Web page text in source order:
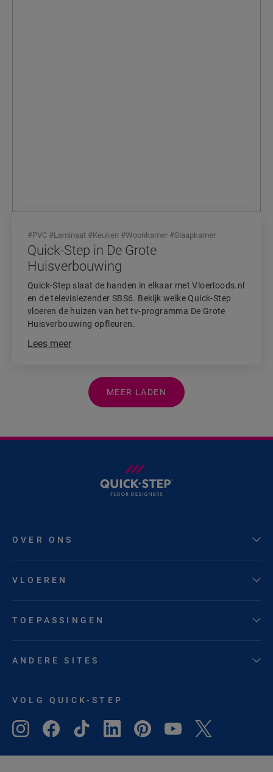
Quick-Step in De Grote
Huisverbouwing
Quick-Step slaat de handen in elkaar met Vloerloods.nl
en de televisiezender SBS6. Bekijk welke Quick-Step
vloeren de huizen van het tv-programma De Grote
Huisverbouwing opfleuren.
Lees meer
#PVC #Laminaat #Keuken #Woonkamer #Slaapkamer
MEER LADEN
OVER ONS
VLOEREN
TOEPASSINGEN
ANDERE SITES
VOLG QUICK-STEP